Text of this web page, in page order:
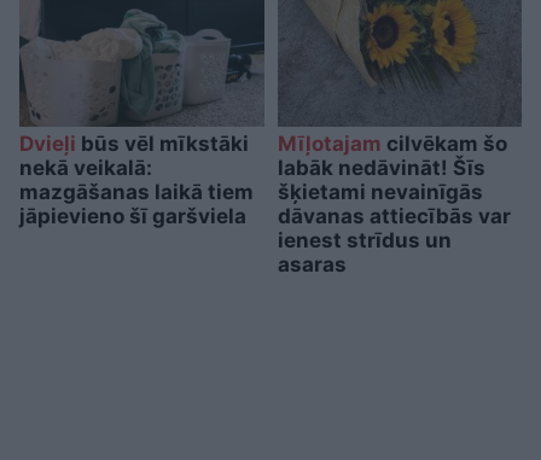
Dvieļi būs vēl mīkstāki
nekā veikalā:
mazgāšanas laikā tiem
jāpievieno šī garšviela
Mīļotajam cilvēkam šo
labāk nedāvināt! Šīs
šķietami nevainīgās
dāvanas attiecībās var
ienest strīdus un
asaras